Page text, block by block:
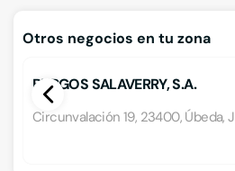
Otros negocios en tu zona
BURGOS SALAVERRY, S.A.
Circunvalación 19, 23400, Úbeda,